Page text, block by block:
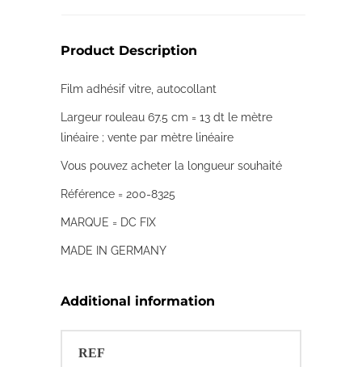
Product Description
Film adhésif vitre, autocollant
Largeur rouleau 67.5 cm = 13 dt le mètre
linéaire ; vente par mètre linéaire
Vous pouvez acheter la longueur souhaité
Référence = 200-8325
MARQUE = DC FIX
MADE IN GERMANY
Additional information
REF